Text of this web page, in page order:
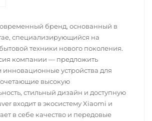
бренд, основанный в
специализирующийся на
техники нового поколения.
компании — предложить
инновационные устройства для
высокую
стильный дизайн и доступную
входит в экосистему Xiaomi и
в себе качество и передовые